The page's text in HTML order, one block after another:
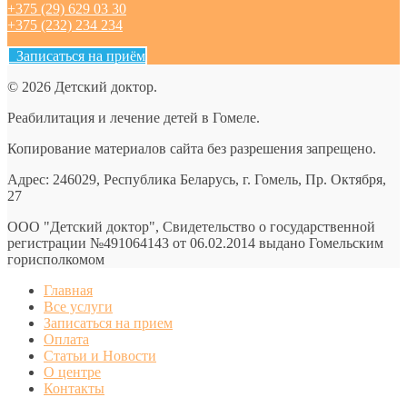
+375 (29) 629 03 30
+375 (232) 234 234
Записаться на приём
© 2026 Детский доктор.
Реабилитация и лечение детей в Гомеле.
Копирование материалов сайта без разрешения запрещено.
Адрес: 246029, Республика Беларусь, г. Гомель, Пр. Октября,
27
ООО "Детский доктор", Свидетельство о государственной
регистрации №491064143 от 06.02.2014 выдано Гомельским
горисполкомом
Главная
Все услуги
Записаться на прием
Оплата
Статьи и Новости
О центре
Контакты